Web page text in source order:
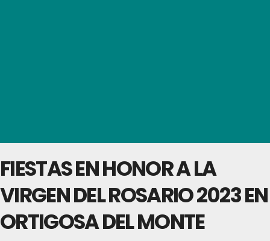
FIESTAS EN HONOR A LA
VIRGEN DEL ROSARIO 2023 EN
ORTIGOSA DEL MONTE